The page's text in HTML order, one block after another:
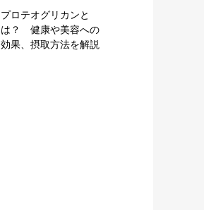
プロテオグリカンと
は？ 健康や美容への
効果、摂取方法を解説